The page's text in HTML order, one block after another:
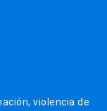
violencia de